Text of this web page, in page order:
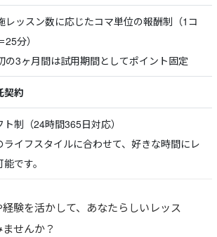
レッスン数に応じたコマ単位の報酬制（1コ
25分）
の3ヶ月間は試用期間としてポイント固定
契約
ト制（24時間365日対応）
ライフスタイルに合わせて、好きな時間にレ
です。
験を活かして、あなたらしいレッス
せんか？